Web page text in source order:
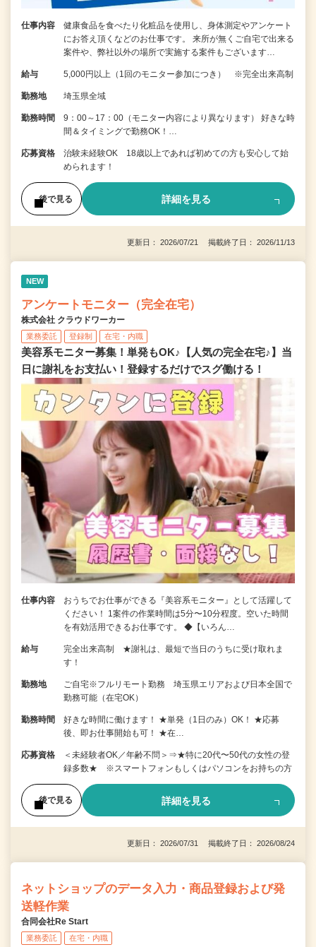
仕事内容
健康食品を食べたり化粧品を使用し、身体測定やアンケート
にお答え頂くなどのお仕事です。 来所が無くご自宅で出来る
案件や、弊社以外の場所で実施する案件もございます…
給与 5,000円以上（1回のモニター参加につき） ※完全出来高制
勤務地 埼玉県全域
勤務時間
9：00～17：00（モニター内容により異なります） 好きな時
間＆タイミングで勤務OK！…
応募資格
治験未経験OK 18歳以上であれば初めての方も安心して始
められます！
後で見る 詳細を見る
更新日： 2026/07/21 掲載終了日： 2026/11/13
NEW
アンケートモニター（完全在宅）
株式会社 クラウドワーカー
業務委託 登録制 在宅・内職
美容系モニター募集！単発もOK♪【人気の完全在宅♪】当
日に謝礼をお支払い！登録するだけでスグ働ける！
仕事内容
おうちでお仕事ができる『美容系モニター』として活躍して
ください！ 1案件の作業時間は5分〜10分程度。空いた時間
を有効活用できるお仕事です。 ◆【いろん…
給与
完全出来高制 ★謝礼は、最短で当日のうちに受け取れま
す！
勤務地
ご自宅※フルリモート勤務 埼玉県エリアおよび日本全国で
勤務可能（在宅OK）
勤務時間
好きな時間に働けます！ ★単発（1日のみ）OK！ ★応募
後、即お仕事開始も可！ ★在…
応募資格
＜未経験者OK／年齢不問＞⇒★特に20代〜50代の女性の登
録多数★ ※スマートフォンもしくはパソコンをお持ちの方
後で見る 詳細を見る
更新日： 2026/07/31 掲載終了日： 2026/08/24
ネットショップのデータ入力・商品登録および発
送軽作業
合同会社Re Start
業務委託 在宅・内職